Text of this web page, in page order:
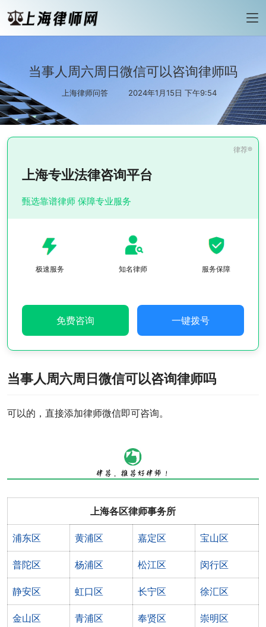
当事人周六周日微信可以咨询律师吗
上海律师问答 2024年1月15日 下午9:54
上海专业法律咨询平台
甄选靠谱律师 保障专业服务
极速服务 知名律师 服务保障
免费咨询 一键拨号
当事人周六周日微信可以咨询律师吗
可以的，直接添加律师微信即可咨询。
上海各区律师事务所
浦东区 黄浦区 嘉定区 宝山区
普陀区 杨浦区 松江区 闵行区
静安区 虹口区 长宁区 徐汇区
金山区 青浦区 奉贤区 崇明区